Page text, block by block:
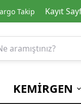
Takip Kayıt
KEMİRGEN